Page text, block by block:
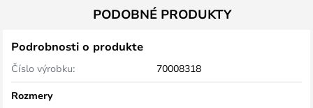
PODOBNÉ PRODUKTY
Podrobnosti o produkte
Číslo výrobku: 70008318
Rozmery